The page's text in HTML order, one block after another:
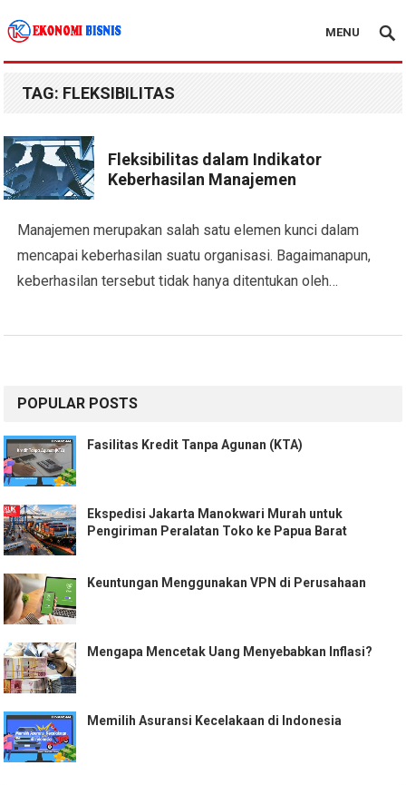
Kanal Ekonomi Bisnis
MENU
TAG: FLEKSIBILITAS
Fleksibilitas dalam Indikator
Keberhasilan Manajemen
Manajemen merupakan salah satu elemen kunci dalam
mencapai keberhasilan suatu organisasi. Bagaimanapun,
keberhasilan tersebut tidak hanya ditentukan oleh…
POPULAR POSTS
Fasilitas Kredit Tanpa Agunan (KTA)
Ekspedisi Jakarta Manokwari Murah untuk
Pengiriman Peralatan Toko ke Papua Barat
Keuntungan Menggunakan VPN di Perusahaan
Mengapa Mencetak Uang Menyebabkan Inflasi?
Memilih Asuransi Kecelakaan di Indonesia